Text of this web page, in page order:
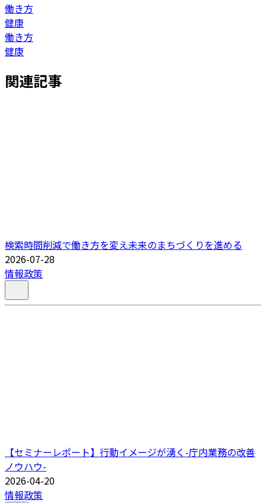
働き方
健康
働き方
健康
関連記事
検索時間削減で働き方を変え未来のまちづくりを進める
2026-07-28
情報政策
【セミナーレポート】行動イメージが湧く-庁内業務の改善
ノウハウ-
2026-04-20
情報政策